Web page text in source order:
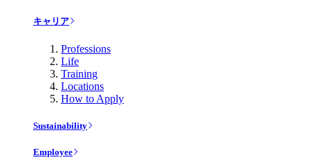
キャリア
Professions
Life
Training
Locations
How to Apply
Sustainability
Employee